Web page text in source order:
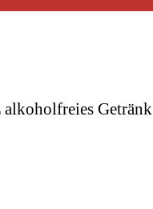
alkoholfreies Getränk